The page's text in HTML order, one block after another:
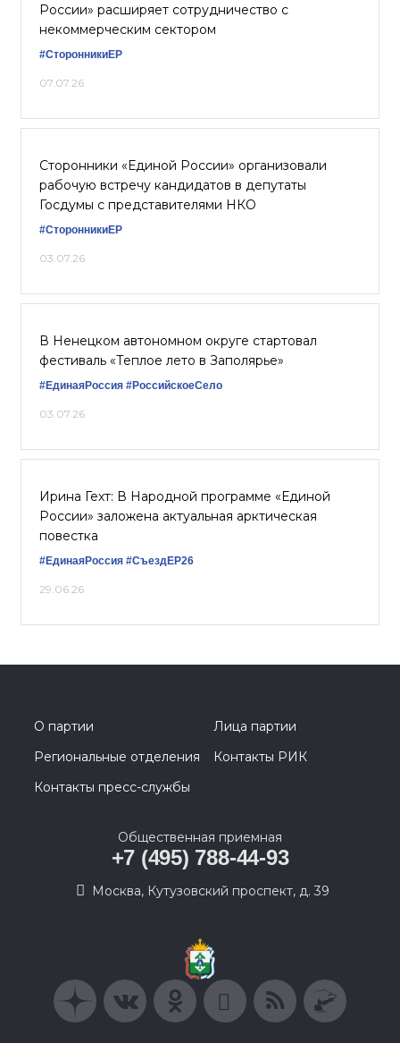
России» расширяет сотрудничество с
некоммерческим сектором
#СторонникиЕР
07.07.26
Сторонники «Единой России» организовали
рабочую встречу кандидатов в депутаты
Госдумы с представителями НКО
#СторонникиЕР
03.07.26
В Ненецком автономном округе стартовал
фестиваль «Теплое лето в Заполярье»
#ЕдинаяРоссия #РоссийскоеСело
03.07.26
Ирина Гехт: В Народной программе «Единой
России» заложена актуальная арктическая
повестка
#ЕдинаяРоссия #СъездЕР26
29.06.26
О партии
Лица партии
Региональные отделения
Контакты РИК
Контакты пресс-службы
Общественная приемная
+7 (495) 788-44-93
Москва, Кутузовский проспект, д. 39